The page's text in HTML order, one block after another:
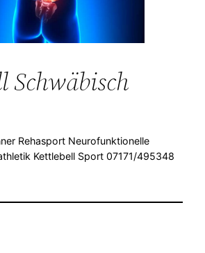
Schwäbisch
Rehasport Neurofunktionelle
Kettlebell Sport 07171/495348